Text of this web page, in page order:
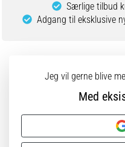
Særlige tilbud
Adgang til eksklusive
Jeg vil gerne blive
Med